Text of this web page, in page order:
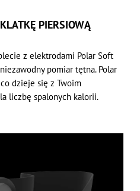
PIERSIOWĄ
z elektrodami Polar Soft
pomiar tętna. Polar
dzieje się z Twoim
liczbę spalonych kalorii.